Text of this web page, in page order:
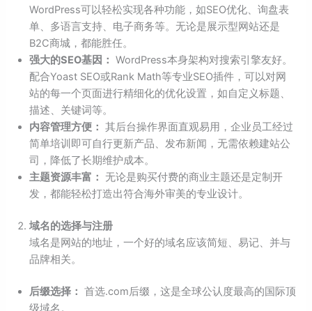
WordPress可以轻松实现各种功能，如SEO优化、询盘表
单、多语言支持、电子商务等。无论是展示型网站还是
B2C商城，都能胜任。
强大的SEO基因： WordPress本身架构对搜索引擎友好。
配合Yoast SEO或Rank Math等专业SEO插件，可以对网
站的每一个页面进行精细化的优化设置，如自定义标题、
描述、关键词等。
内容管理方便： 其后台操作界面直观易用，企业员工经过
简单培训即可自行更新产品、发布新闻，无需依赖建站公
司，降低了长期维护成本。
主题资源丰富：
无论是购买付费的商业主题还是定制开
发，都能轻松打造出符合海外审美的专业设计。
域名的选择与注册
域名是网站的地址，一个好的域名应该简短、易记、并与
品牌相关。
后缀选择： 首选.com后缀，这是全球公认度最高的国际顶
级域名。